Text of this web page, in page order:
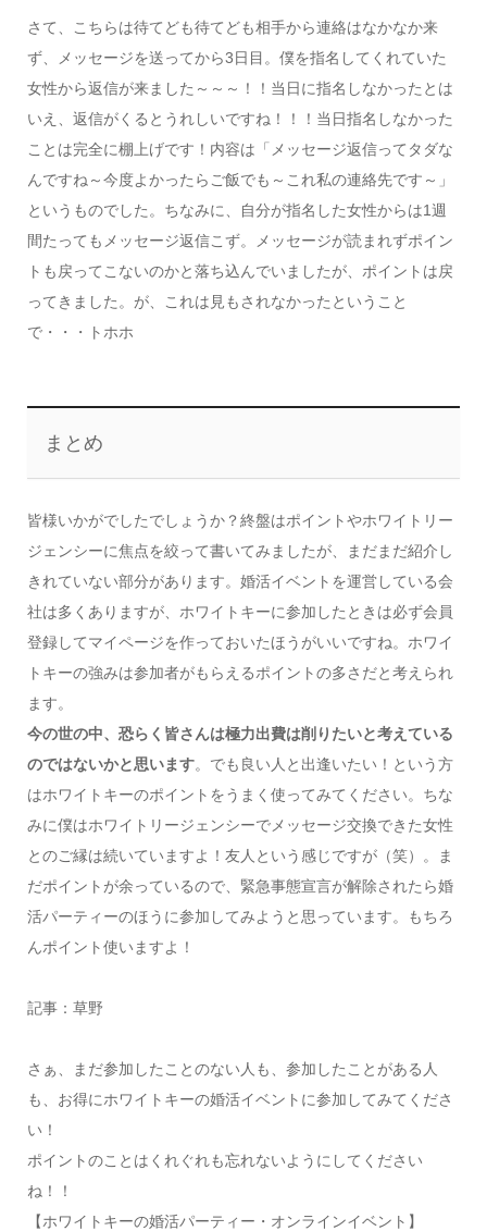
さて、こちらは待てども待てども相手から連絡はなかなか来
ず、メッセージを送ってから3日目。僕を指名してくれていた
女性から返信が来ました～～～！！当日に指名しなかったとは
いえ、返信がくるとうれしいですね！！！当日指名しなかった
ことは完全に棚上げです！内容は「メッセージ返信ってタダな
んですね～今度よかったらご飯でも～これ私の連絡先です～」
というものでした。ちなみに、自分が指名した女性からは1週
間たってもメッセージ返信こず。メッセージが読まれずポイン
トも戻ってこないのかと落ち込んでいましたが、ポイントは戻
ってきました。が、これは見もされなかったということ
で・・・トホホ
まとめ
皆様いかがでしたでしょうか？終盤はポイントやホワイトリー
ジェンシーに焦点を絞って書いてみましたが、まだまだ紹介し
きれていない部分があります。婚活イベントを運営している会
社は多くありますが、ホワイトキーに参加したときは必ず会員
登録してマイページを作っておいたほうがいいですね。ホワイ
トキーの強みは参加者がもらえるポイントの多さだと考えられ
ます。
今の世の中、恐らく皆さんは極力出費は削りたいと考えている
のではないかと思います。でも良い人と出逢いたい！という方
はホワイトキーのポイントをうまく使ってみてください。ちな
みに僕はホワイトリージェンシーでメッセージ交換できた女性
とのご縁は続いていますよ！友人という感じですが（笑）。ま
だポイントが余っているので、緊急事態宣言が解除されたら婚
活パーティーのほうに参加してみようと思っています。もちろ
んポイント使いますよ！
記事：草野
さぁ、まだ参加したことのない人も、参加したことがある人
も、お得にホワイトキーの婚活イベントに参加してみてくださ
い！
ポイントのことはくれぐれも忘れないようにしてください
ね！！
【ホワイトキーの婚活パーティー・オンラインイベント】